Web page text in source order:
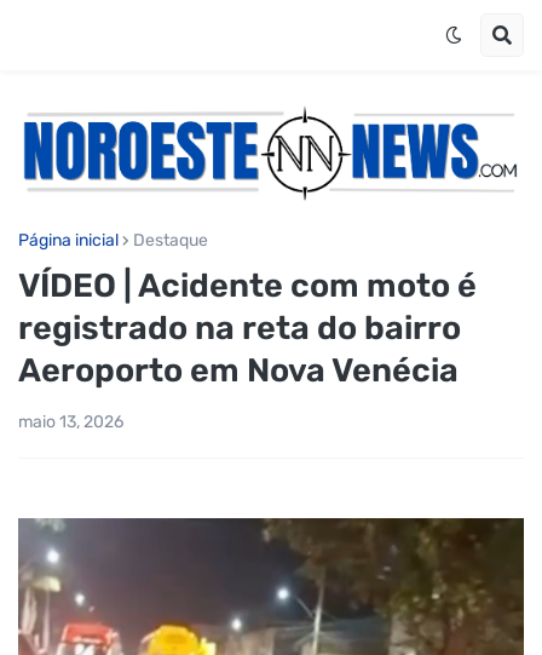
Página inicial Destaque
VÍDEO | Acidente com moto é
registrado na reta do bairro
Aeroporto em Nova Venécia
maio 13, 2026